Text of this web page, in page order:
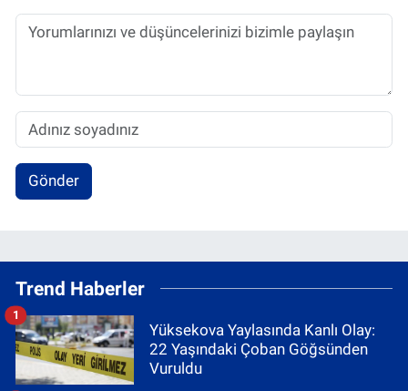
Gönder
Trend Haberler
Yüksekova Yaylasında Kanlı Olay:
22 Yaşındaki Çoban Göğsünden
Vuruldu
1